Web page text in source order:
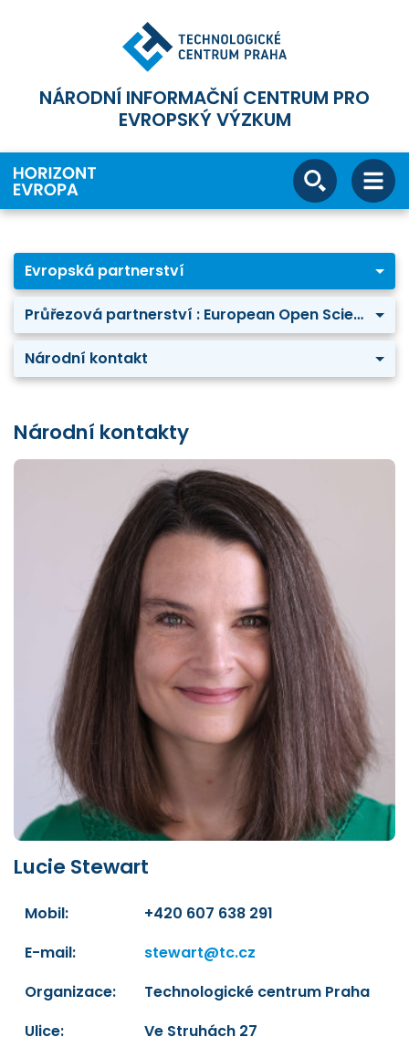
NÁRODNÍ INFORMAČNÍ CENTRUM PRO
EVROPSKÝ VÝZKUM
Evropská partnerství
Průřezová partnerství : European Open Science Cloud (EOSC)
Národní kontakt
Národní kontakty
Lucie Stewart
Mobil:
+420 607 638 291
E-mail:
stewart@tc.cz
Organizace:
Technologické centrum Praha
Ulice:
Ve Struhách 27